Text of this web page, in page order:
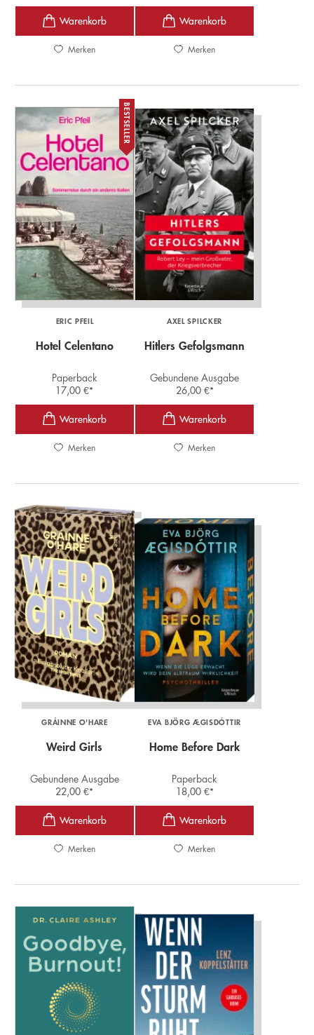
Merken Merken
BESTSELLER
ERIC PFEIL
Hotel Celentano
Paperback
17,00€*
Merken
AXEL SPILCKER
Hitlers Gefolgsmann
Gebundene Ausgabe
26,00 €*
Merken
GRÁINNE O'HARE
Weird Girls
Gebundene Ausgabe
22,00€*
Merken
EVA BJÖRG ÆGISDÓTTIR
Home Before Dark
Paperback
18,00 €*
Merken